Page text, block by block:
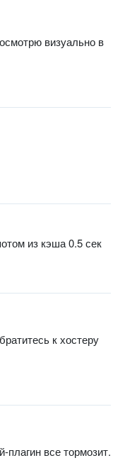
визуально в
из кэша 0.5 сек
к хостеру
плагин все тормозит.